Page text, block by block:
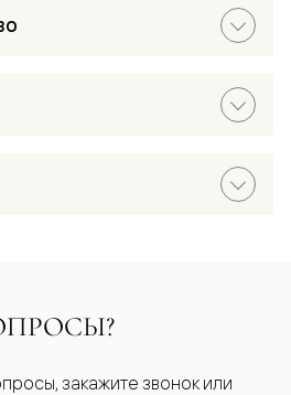
закажите звонок или